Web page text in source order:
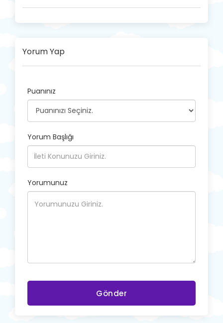
Yorum Yap
Puanınız
Yorum Başlığı
Yorumunuz
Gönder